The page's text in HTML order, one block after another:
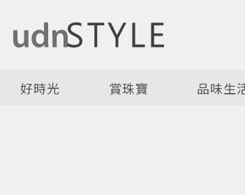
好時光 賞珠寶 品味生